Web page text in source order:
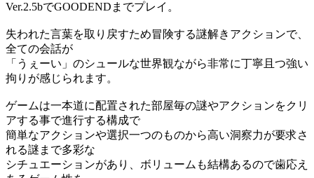
Ver.2.5bでGOODENDまでプレイ。
失われた言葉を取り戻すため冒険する謎解きアクションで、
全ての会話が
「うぇーい」のシュールな世界観ながら非常に丁寧且つ強い
拘りが感じられます。
ゲームは一本道に配置された部屋毎の謎やアクションをクリ
アする事で進行する構成で
簡単なアクションや選択一つのものから高い洞察力が要求さ
れる謎まで多彩な
シチュエーションがあり、ボリュームも結構あるので歯応え